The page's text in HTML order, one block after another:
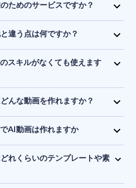
めのサービスですか？
品質の動画を素早く必要とする
築されています。マーケティン
コンテンツクリエイターなど
雇わずに、ブランド用、研修
ョン用の動画を制作するために
違う点は何ですか？
AIと動画生成モデルを1つのプ
しています。ユーザーは、テキ
トック素材ベースの動画、AI 生
が可能です。テンプレート、AI
スキルがなくても使えます
には1,200点以上のテ
ト、ガイド付き編集ツールがあ
、プラットフォーム側がビジュ
成を処理します。デザインや動
要ありません。
な動画を作れますか？
ーケティング動画、解説動画、
ロ動画、教育用コンテンツ、
生成画像やアニメーションな
メーション動画・実写動画のど
AI動画は作れますか
の生成系AIは、テキストやアイ
します。AI生成アニメーショ
ン、AI生成画像などを使った動
れくらいのテンプレートや素
千点におよぶ事前デザイン済み